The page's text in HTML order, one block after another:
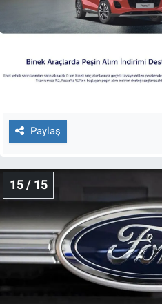
Paylaş
15 / 15